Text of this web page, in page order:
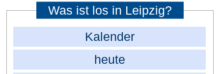
Was ist los in Leipzig?
Kalender
heute